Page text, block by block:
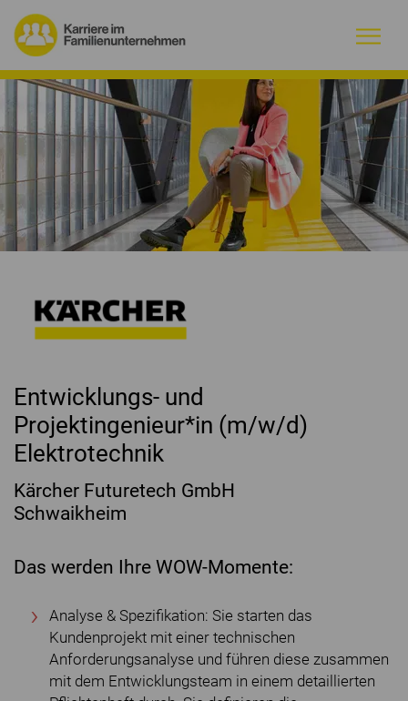
Warum Familienunternehmen?
Firmenprofile
Jobs
Magazin
Initiative
Entwicklungs- und
Projektingenieur*in (m/w/d)
Elektrotechnik
Kärcher Futuretech GmbH
Schwaikheim
Das werden Ihre WOW-Momente:
Analyse & Spezifikation: Sie starten das
Kundenprojekt mit einer technischen
Anforderungsanalyse und führen diese zusammen
mit dem Entwicklungsteam in einem detaillierten